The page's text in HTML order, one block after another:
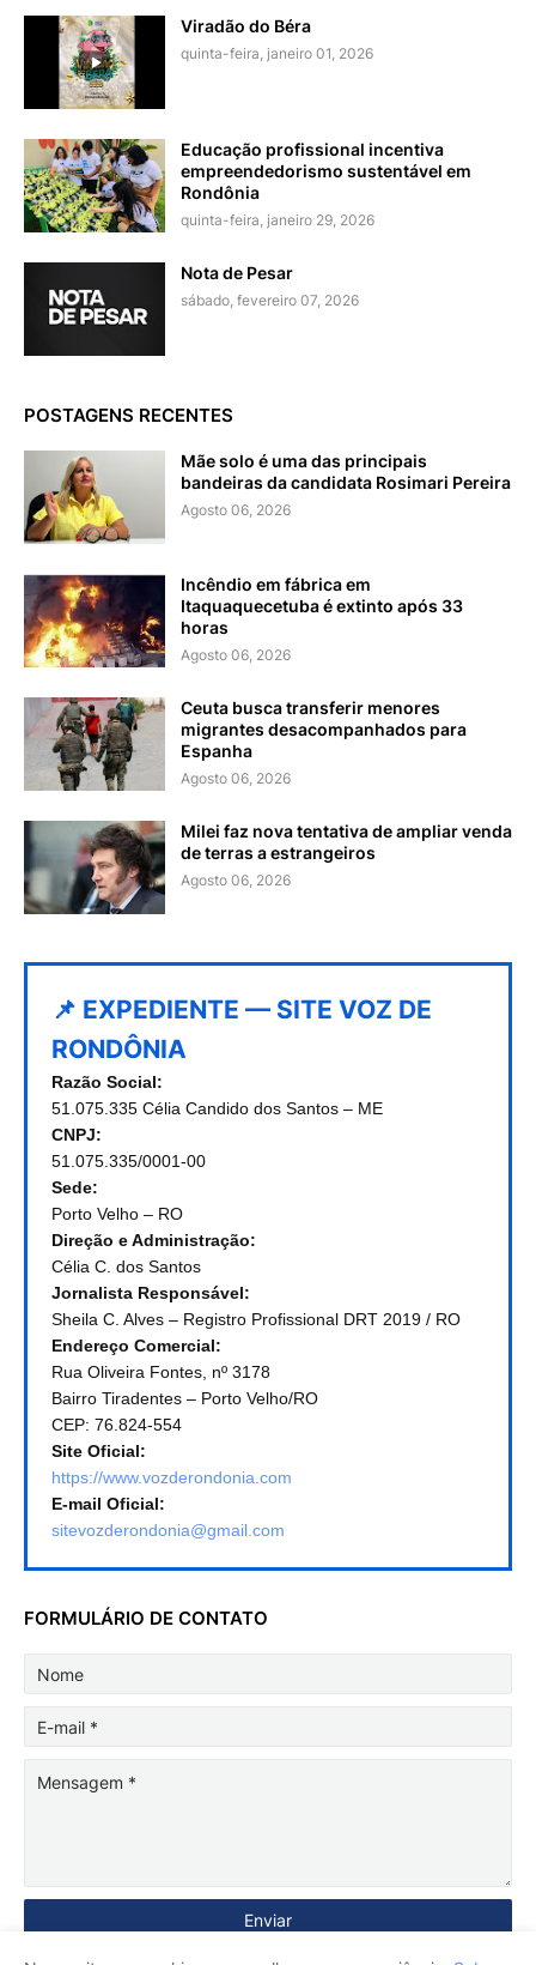
Viradão do Béra
quinta-feira, janeiro 01, 2026
Educação profissional incentiva
empreendedorismo sustentável em
Rondônia
quinta-feira, janeiro 29, 2026
Nota de Pesar
sábado, fevereiro 07, 2026
POSTAGENS RECENTES
Mãe solo é uma das principais
bandeiras da candidata Rosimari Pereira
Agosto 06, 2026
Incêndio em fábrica em
Itaquaquecetuba é extinto após 33
horas
Agosto 06, 2026
Ceuta busca transferir menores
migrantes desacompanhados para
Espanha
Agosto 06, 2026
Milei faz nova tentativa de ampliar venda
de terras a estrangeiros
Agosto 06, 2026
📌 EXPEDIENTE — SITE VOZ DE
RONDÔNIA
Razão Social:
51.075.335 Célia Candido dos Santos – ME
CNPJ:
51.075.335/0001-00
Sede:
Porto Velho – RO
Direção e Administração:
Célia C. dos Santos
Jornalista Responsável:
Sheila C. Alves – Registro Profissional DRT 2019 / RO
Endereço Comercial:
Rua Oliveira Fontes, nº 3178
Bairro Tiradentes – Porto Velho/RO
CEP: 76.824-554
Site Oficial:
https://www.vozderondonia.com
E-mail Oficial:
sitevozderondonia@gmail.com
FORMULÁRIO DE CONTATO